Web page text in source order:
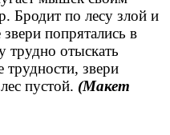
Бродит по лесу злой и
попрятались в
трудно отыскать
звери
пустой. (Макет